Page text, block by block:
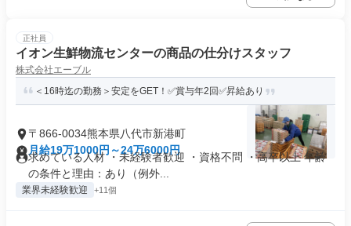
正社員
イオン生鮮物流センターの商品の仕分けスタッフ
株式会社エーブル
＜16時迄の勤務＞安定をGET！✅賞与年2回✅昇給あり
〒866-0034熊本県八代市新港町
月給19万1000円～24万6000円
求めている人材 ・未経験者歓迎 ・資格不問 ・高卒以上 年齢
の条件と理由：あり（例外...
業界未経験歓迎 +11個